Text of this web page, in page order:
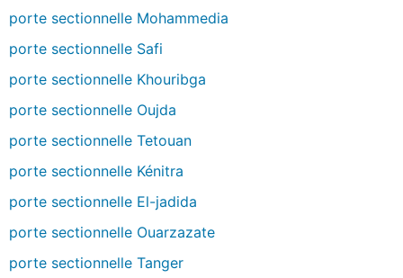
porte sectionnelle Mohammedia
porte sectionnelle Safi
porte sectionnelle Khouribga
porte sectionnelle Oujda
porte sectionnelle Tetouan
porte sectionnelle Kénitra
porte sectionnelle El-jadida
porte sectionnelle Ouarzazate
porte sectionnelle Tanger